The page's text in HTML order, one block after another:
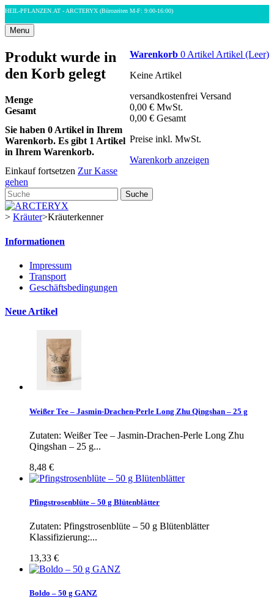
HEIL-PFLANZEN.AT - ARCTERYX (Bürozeiten M-F: 9:00-16:00)
Menu
Warenkorb 0 Artikel Artikel (Leer)
Keine Artikel
versandkostenfrei Versand
0,00 € MwSt.
0,00 € Gesamt
Preise inkl. MwSt.
Warenkorb anzeigen
Produkt wurde in
den Korb gelegt
Menge
Gesamt
Sie haben 0 Artikel in Ihrem
Warenkorb. Es gibt 1 Artikel
in Ihrem Warenkorb.
Einkauf fortsetzen Zur Kasse
gehen
Suche
> Kräuter>Kräuterkenner
Informationen
Impressum
Transport
Geschäftsbedingungen
Neue Artikel
Weißer Tee – Jasmin-Drachen-Perle Long Zhu Qingshan – 25 g
Zutaten: Weißer Tee – Jasmin-Drachen-Perle Long Zhu
Qingshan – 25 g...
8,48 €
Pfingstrosenblüte – 50 g Blütenblätter
Zutaten: Pfingstrosenblüte – 50 g Blütenblätter
Klassifizierung:...
13,33 €
Boldo – 50 g GANZ